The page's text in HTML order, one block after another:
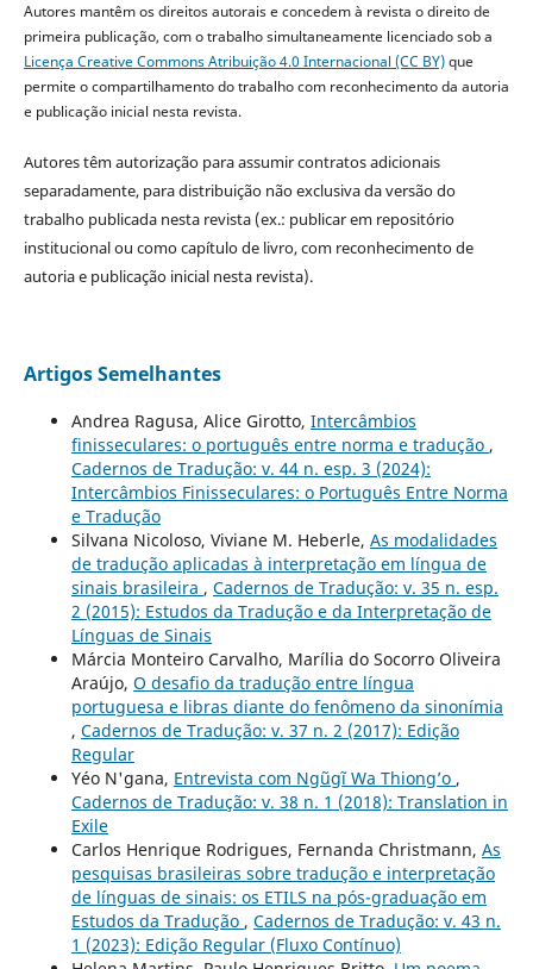
Autores mantêm os direitos autorais e concedem à revista o direito de
primeira publicação, com o trabalho simultaneamente licenciado sob a
Licença Creative Commons Atribuição 4.0 Internacional (CC BY)que
permite o compartilhamento do trabalho com reconhecimento da autoria
e publicação inicial nesta revista.
Autores têm autorização para assumir contratos adicionais
separadamente, para distribuição não exclusiva da versão do
trabalho publicada nesta revista (ex.: publicar em repositório
institucional ou como capítulo de livro, com reconhecimento de
autoria e publicação inicial nesta revista).
Artigos Semelhantes
Andrea Ragusa, Alice Girotto, Intercâmbios
finisseculares: o português entre norma e tradução ,
Cadernos de Tradução: v. 44 n. esp. 3 (2024):
Intercâmbios Finisseculares: o Português Entre Norma
e Tradução
Silvana Nicoloso, Viviane M. Heberle, As modalidades
de tradução aplicadas à interpretação em língua de
sinais brasileira , Cadernos de Tradução: v. 35 n. esp.
2 (2015): Estudos da Tradução e da Interpretação de
Línguas de Sinais
Márcia Monteiro Carvalho, Marília do Socorro Oliveira
Araújo, O desafio da tradução entre língua
portuguesa e libras diante do fenômeno da sinonímia
, Cadernos de Tradução: v. 37 n. 2 (2017): Edição
Regular
Yéo N'gana, Entrevista com Ngũgĩ Wa Thiong’o ,
Cadernos de Tradução: v. 38 n. 1 (2018): Translation in
Exile
Carlos Henrique Rodrigues, Fernanda Christmann, As
pesquisas brasileiras sobre tradução e interpretação
de línguas de sinais: os ETILS na pós-graduação em
Estudos da Tradução , Cadernos de Tradução: v. 43 n.
1 (2023): Edição Regular (Fluxo Contínuo)